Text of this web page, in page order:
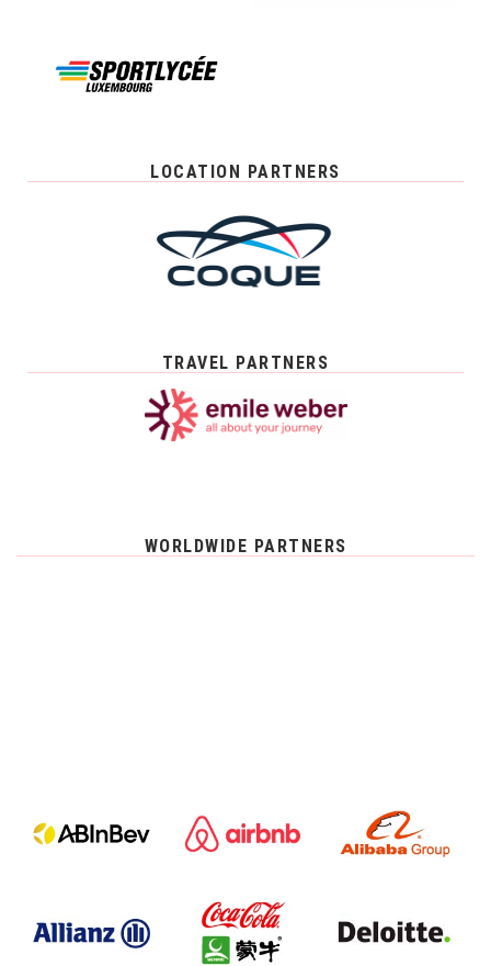
LOCATION PARTNERS
TRAVEL PARTNERS
WORLDWIDE PARTNERS